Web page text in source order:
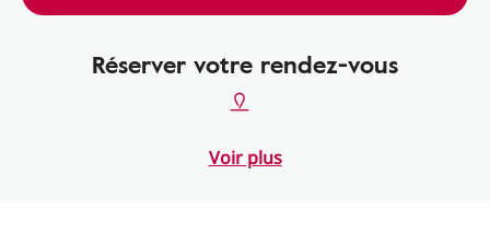
Réserver votre rendez-vous
Voir plus